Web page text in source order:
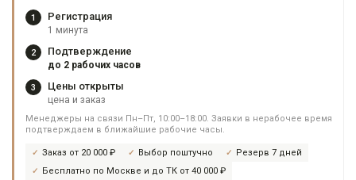
1 Регистрация
1 минута
2 Подтверждение
до 2 рабочих часов
3 Цены открыты
цена и заказ
Менеджеры на связи Пн–Пт, 10:00–18:00. Заявки в нерабочее время
подтверждаем в ближайшие рабочие часы.
Заказ от 20 000 ₽ Выбор поштучно
Резерв 7 дней
Бесплатно по Москве и до ТК от 40 000 ₽